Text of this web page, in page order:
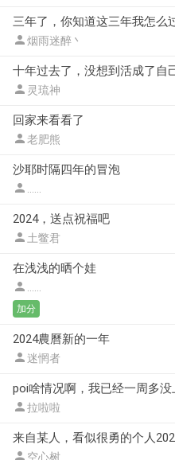
烟雨迷醉丶
十年过去了，没想到活成了自
 灵琉神
回家来看看了
老肥熊
沙耶时隔四年的冒泡
 ......
2024，送点祝福吧
 土鳖君
在浅浅的晒个娃
 ......
加分
2024農曆新的一年
迷惘者
poi啥情况啊，我已经一周多
拉啦啦
来自某人，看似很勇的个人
 空心树